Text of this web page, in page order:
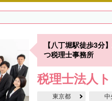
【八丁堀駅徒歩3分
つ税理士事務所
税理士法人
東京都 中